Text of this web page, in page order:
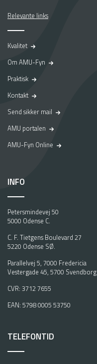
Relevante links
Kvalitet
Om AMU-Fyn
Praktisk
Kontakt
Send sikker mail
AMU portalen
AMU-Fyn Online
INFO
Petersmindevej 50
5000 Odense C.
C. F. Tietgens Boulevard 27
5220 Odense SØ.
Parallelvej 5, 7000 Fredericia
Vestergade 45, 5700 Svendborg
CVR: 3712 7655
EAN: 5798 0005 53750
TELEFONTID